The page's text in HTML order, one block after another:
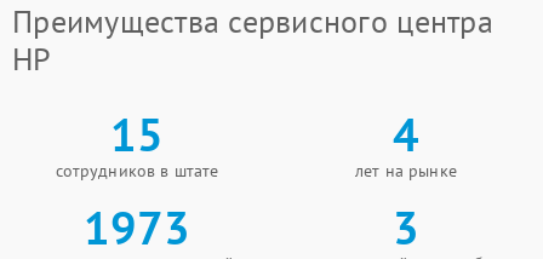
Преимущества сервисного центра
HP
15
сотрудников в штате
4
лет на рынке
1973 3